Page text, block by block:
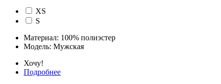
XS
S
Материал: 100% полиэстер
Модель: Мужская
Хочу!
Подробнее